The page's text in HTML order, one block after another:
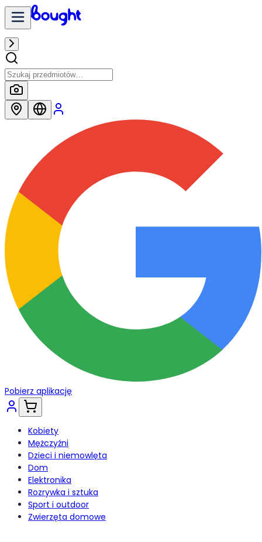
Pobierz aplikację
Kobiety
Mężczyźni
Dzieci i niemowlęta
Dom
Elektronika
Rozrywka i sztuka
Sport i outdoor
Zwierzęta domowe